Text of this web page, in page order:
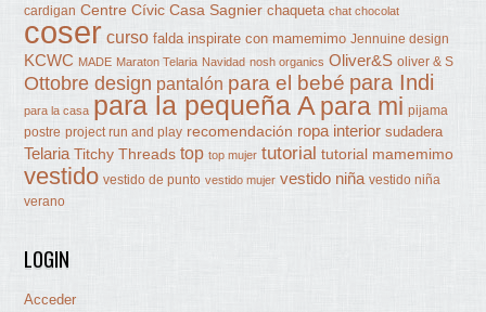
cardigan Centre Cívic Casa Sagnier chaqueta chat chocolat
coser curso falda inspirate con mamemimo Jennuine design
KCWC MADE Maraton Telaria Navidad nosh organics Oliver&S oliver & S
Ottobre design pantalón para el bebé para Indi
para la casa para la pequeña A para mi pijama
postre project run and play recomendación ropa interior sudadera
Telaria Titchy Threads top top mujer tutorial tutorial mamemimo
vestido vestido de punto vestido mujer vestido niña vestido niña
verano
LOGIN
Acceder